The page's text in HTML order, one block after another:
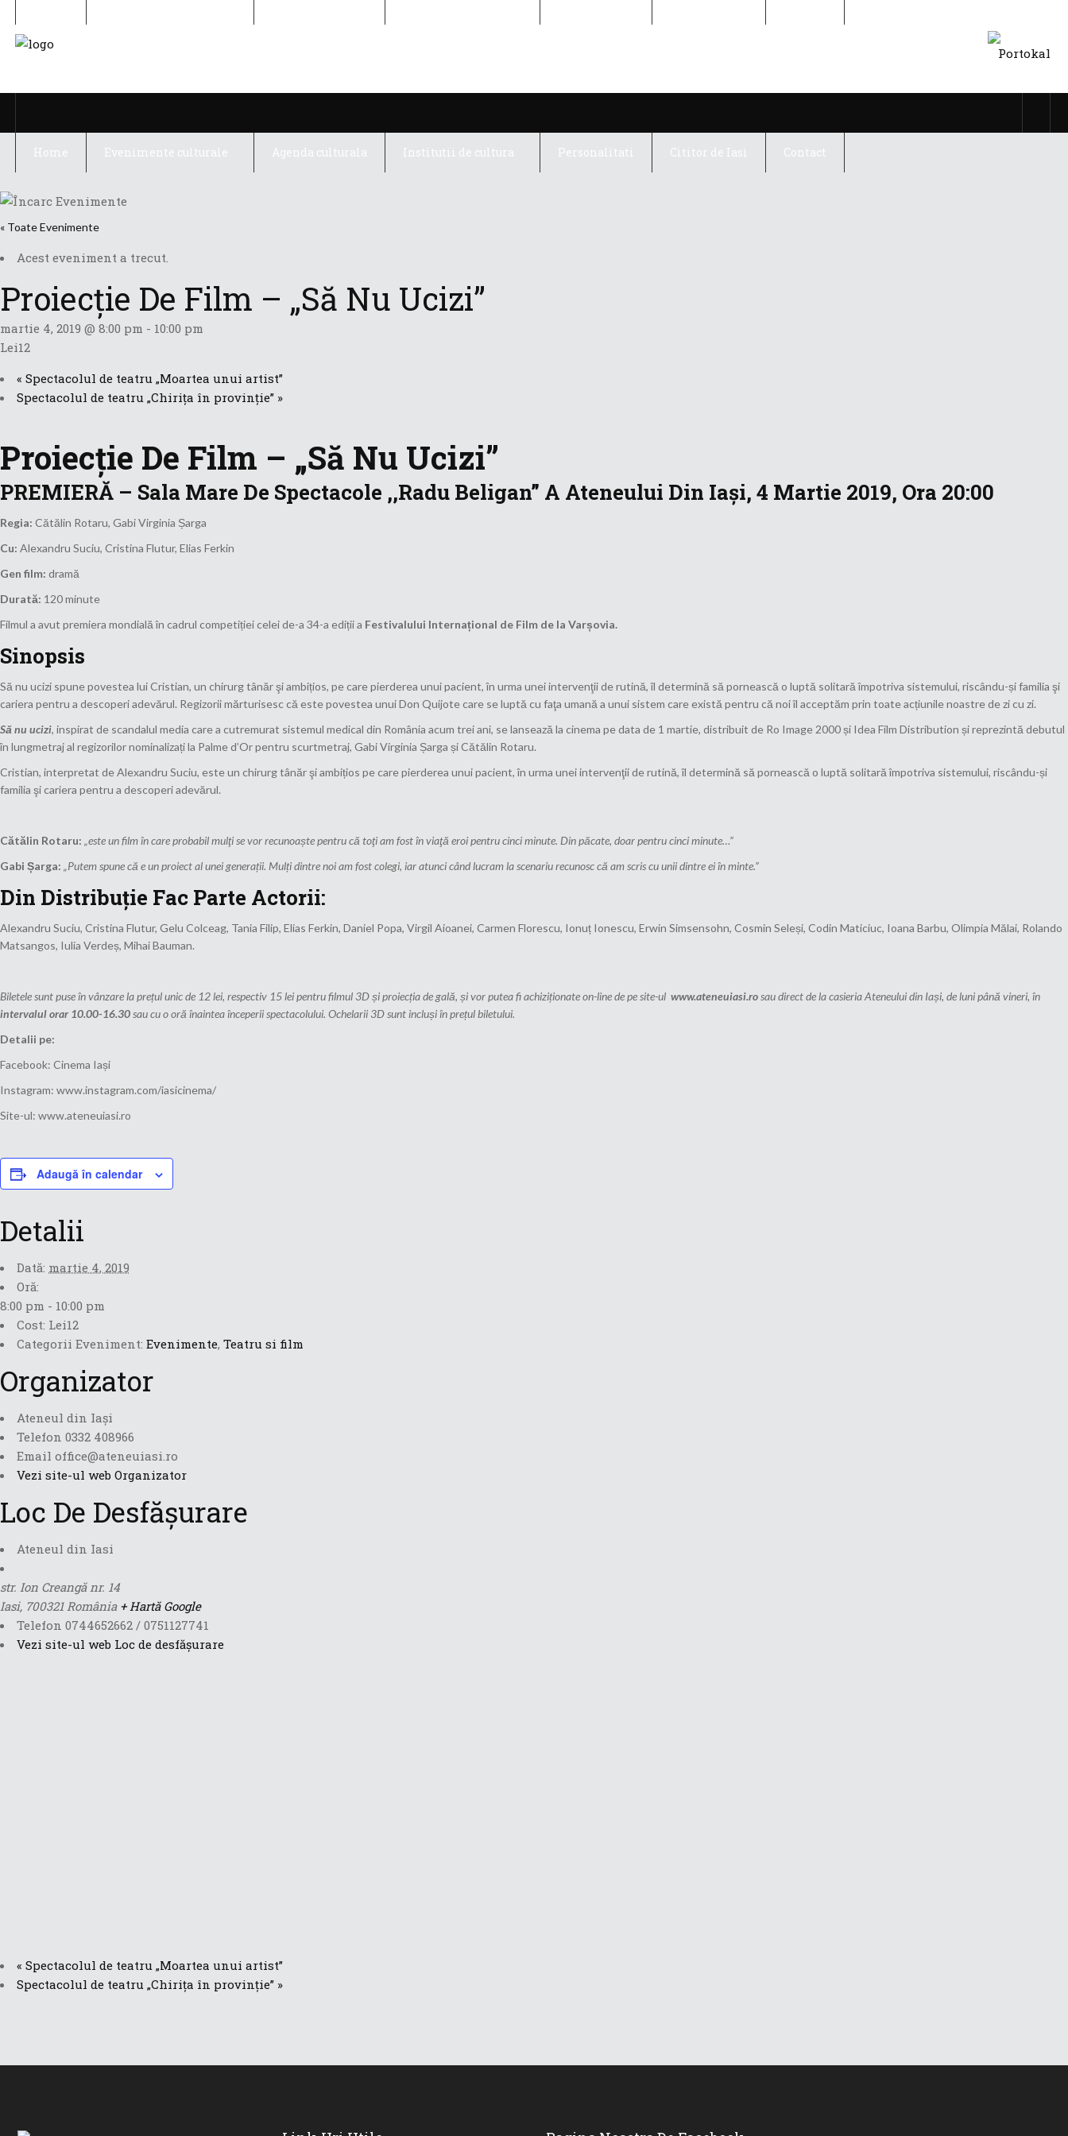
Home Evenimente culturale Agenda culturala Institutii de cultura Personalitati Cititor de Iasi Contact
« Toate Evenimente
Acest eveniment a trecut.
Proiecție De Film – „Să Nu Ucizi”
martie 4, 2019 @ 8:00 pm - 10:00 pm
Lei12
« Spectacolul de teatru „Moartea unui artist”
Spectacolul de teatru „Chirița în provinție” »
Proiecție De Film – „Să Nu Ucizi”
PREMIERĂ – Sala Mare De Spectacole ,,Radu Beligan” A Ateneului Din Iași, 4 Martie 2019, Ora 20:00
Regia: Cătălin Rotaru, Gabi Virginia Șarga
Cu: Alexandru Suciu, Cristina Flutur, Elias Ferkin
Gen film: dramă
Durată: 120 minute
Filmul a avut premiera mondială în cadrul competiției celei de-a 34-a ediții a Festivalului Internațional de Film de la Varșovia.
Sinopsis
Să nu ucizi spune povestea lui Cristian, un chirurg tânăr şi ambițios, pe care pierderea unui pacient, în urma unei intervenţii de rutină, îl determină să pornească o luptă solitară împotriva sistemului, riscându-și familia şi
cariera pentru a descoperi adevărul. Regizorii mărturisesc că este povestea unui Don Quijote care se luptă cu faţa umană a unui sistem care există pentru că noi îl acceptăm prin toate acțiunile noastre de zi cu zi.
Să nu ucizi, inspirat de scandalul media care a cutremurat sistemul medical din România acum trei ani, se lansează la cinema pe data de 1 martie, distribuit de Ro Image 2000 și Idea Film Distribution și reprezintă debutul
în lungmetraj al regizorilor nominalizați la Palme d’Or pentru scurtmetraj, Gabi Virginia Șarga și Cătălin Rotaru.
Cristian, interpretat de Alexandru Suciu, este un chirurg tânăr şi ambițios pe care pierderea unui pacient, în urma unei intervenţii de rutină, îl determină să pornească o luptă solitară împotriva sistemului, riscându-și
familia şi cariera pentru a descoperi adevărul.
Cătălin Rotaru: „este un film în care probabil mulţi se vor recunoaște pentru că toţi am fost în viaţă eroi pentru cinci minute. Din păcate, doar pentru cinci minute…”
Gabi Șarga: „Putem spune că e un proiect al unei generații. Mulți dintre noi am fost colegi, iar atunci când lucram la scenariu recunosc că am scris cu unii dintre ei în minte.”
Din Distribuție Fac Parte Actorii:
Alexandru Suciu, Cristina Flutur, Gelu Colceag, Tania Filip, Elias Ferkin, Daniel Popa, Virgil Aioanei, Carmen Florescu, Ionuț Ionescu, Erwin Simsensohn, Cosmin Seleși, Codin Maticiuc, Ioana Barbu, Olimpia Mălai, Rolando
Matsangos, Iulia Verdeș, Mihai Bauman.
Biletele sunt puse în vânzare la prețul unic de 12 lei, respectiv 15 lei pentru filmul 3D și proiecția de gală, și vor putea fi achiziționate on-line de pe site-ul www.ateneuiasi.rosau direct de la casieria Ateneului din Iași, de luni până vineri, în
intervalul orar 10.00-16.30sau cu o oră înaintea începerii spectacolului. Ochelarii 3D sunt incluși în prețul biletului.
Detalii pe:
Facebook: Cinema Iași
Instagram: www.instagram.com/iasicinema/
Site-ul: www.ateneuiasi.ro
Adaugă în calendar
Detalii
Dată: martie 4, 2019
Oră:
8:00 pm - 10:00 pm
Cost: Lei12
Categorii Eveniment: Evenimente, Teatru si film
Organizator
Ateneul din Iași
Telefon 0332 408966
Email office@ateneuiasi.ro
Vezi site-ul web Organizator
Loc De Desfășurare
Ateneul din Iasi
str. Ion Creangă nr. 14
Iasi, 700321 România + Hartă Google
Telefon 0744652662 / 0751127741
Vezi site-ul web Loc de desfășurare
« Spectacolul de teatru „Moartea unui artist”
Spectacolul de teatru „Chirița în provinție” »